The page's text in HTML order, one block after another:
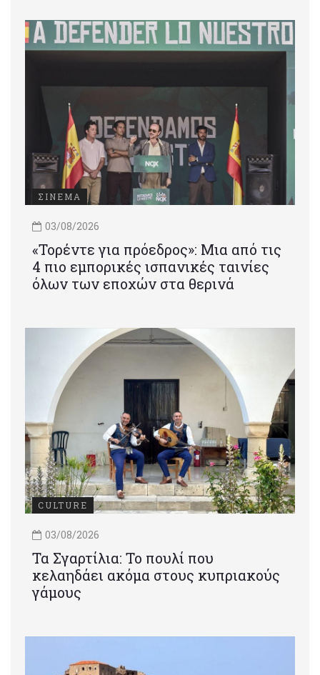
ΣΙΝΕΜΑ
03/08/2026
«Τορέντε για πρόεδρος»: Mια από τις
4 πιο εμπορικές ισπανικές ταινίες
όλων των εποχών στα θερινά
CULTURE
03/08/2026
Τα Σγαρτίλια: Το πουλί που
κελαηδάει ακόμα στους κυπριακούς
γάμους